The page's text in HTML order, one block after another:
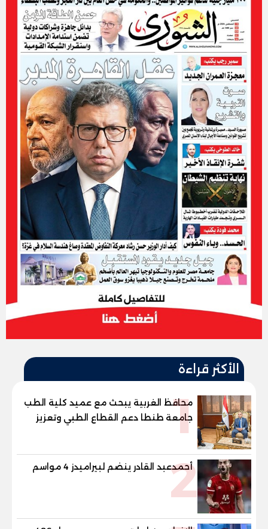
الأكثر قراءة
1
محافظ الغربية يبحث مع عميد كلية الطب
جامعة طنطا دعم القطاع الطبي وتعزيز
الاستفادة من الخبرات الأكاديمية
2
أحمدعبد القادر ينضم لبيراميدز 4 مواسم